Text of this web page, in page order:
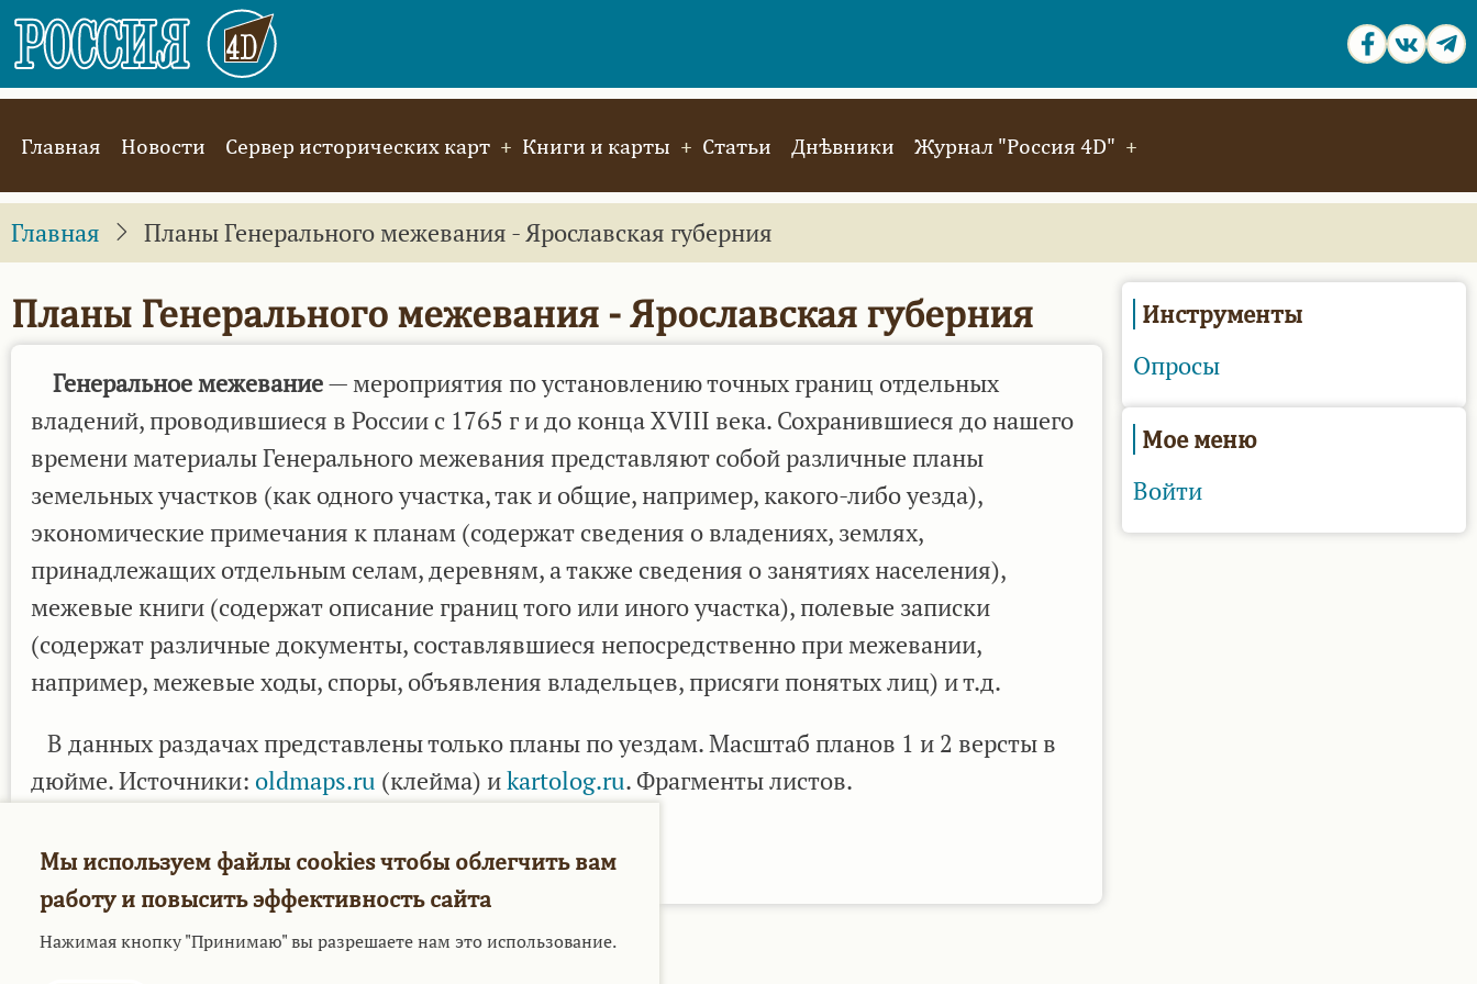
Перейти
основному
Main
navigation
Главная Новости Сервер исторических карт Книги и карты Статьи Днѣвники Журнал "Россия 4D"
Главная Планы Генерального межевания - Ярославская губерния
Планы Генерального межевания - Ярославская губерния
Генеральное межевание— мероприятия по установлению точных границ отдельных
владений, проводившиеся в России с 1765 г и до конца XVIII века. Сохранившиеся до нашего
времени материалы Генерального межевания представляют собой различные планы
земельных участков (как одного участка, так и общие, например, какого-либо уезда),
экономические примечания к планам (содержат сведения о владениях, землях,
принадлежащих отдельным селам, деревням, а также сведения о занятиях населения),
межевые книги (содержат описание границ того или иного участка), полевые записки
(содержат различные документы, составлявшиеся непосредственно при межевании,
например, межевые ходы, споры, объявления владельцев, присяги понятых лиц) и т.д.
В данных раздачах представлены только планы по уездам. Масштаб планов 1 и 2 версты в
дюйме. Источники: oldmaps.ru (клейма) иkartolog.ru. Фрагменты листов.
Инструменты
Опросы
Мое меню
Войти
Мы используем файлы cookies чтобы облегчить вам
работу и повысить эффективность сайта
Нажимая кнопку "Принимаю" вы разрешаете нам это использование.